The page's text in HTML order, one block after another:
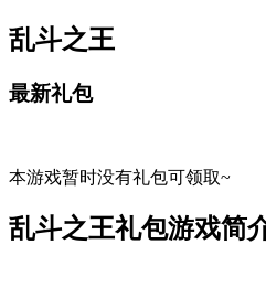
乱斗之王
最新礼包
本游戏暂时没有礼包可领取~
乱斗之王礼包游戏简